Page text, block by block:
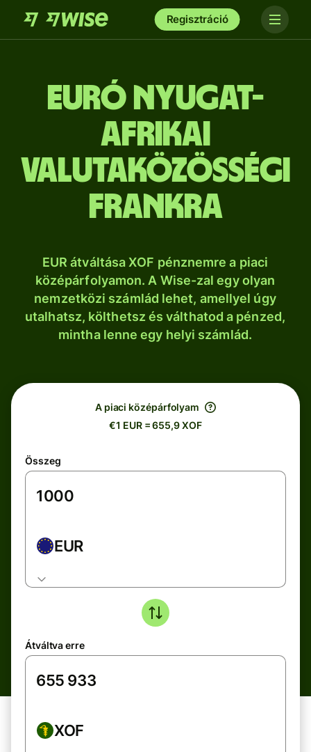
Regisztráció
euró nyugat-
afrikai
valutaközösségi
frankra
EUR átváltása XOF pénznemre a piaci
középárfolyamon. A Wise-zal egy olyan
nemzetközi számlád lehet, amellyel úgy
utalhatsz, költhetsz és válthatod a pénzed,
mintha lenne egy helyi számlád.
A piaci középárfolyam
€1 EUR = 655,9 XOF
Összeg
EUR
Átváltva erre
XOF